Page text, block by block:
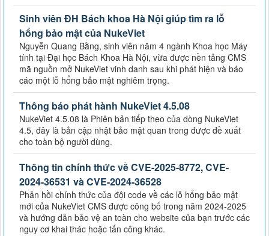
Sinh viên ĐH Bách khoa Hà Nội giúp tìm ra lỗ
hổng bảo mật của NukeViet
Nguyễn Quang Bằng, sinh viên năm 4 ngành Khoa học Máy
tính tại Đại học Bách Khoa Hà Nội, vừa được nền tảng CMS
mã nguồn mở NukeViet vinh danh sau khi phát hiện và báo
cáo một lỗ hổng bảo mật nghiêm trọng.
Thông báo phát hành NukeViet 4.5.08
NukeViet 4.5.08 là Phiên bản tiếp theo của dòng NukeViet
4.5, đây là bản cập nhật bảo mật quan trong được đề xuất
cho toàn bộ người dùng.
Thông tin chính thức về CVE-2025-8772, CVE-
2024-36531 và CVE-2024-36528
Phản hồi chính thức của đội code về các lỗ hổng bảo mật
mới của NukeViet CMS được công bố trong năm 2024-2025
và hướng dẫn bảo vệ an toàn cho website của bạn trước các
nguy cơ khai thác hoặc tấn công khác.